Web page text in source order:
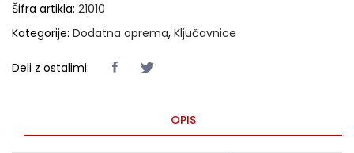
Šifra artikla: 21010
Kategorije: Dodatna oprema, Ključavnice
Deli z ostalimi:
OPIS